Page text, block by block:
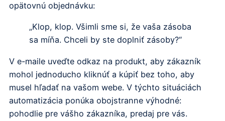
opätovnú objednávku:
„Klop, klop. Všimli sme si, že vaša zásoba
sa míňa. Chceli by ste doplniť zásoby?“
V e-maile uveďte odkaz na produkt, aby zákazník
mohol jednoducho kliknúť a kúpiť bez toho, aby
musel hľadať na vašom webe. V týchto situáciách
automatizácia ponúka obojstranne výhodné:
pohodlie pre vášho zákazníka, predaj pre vás.